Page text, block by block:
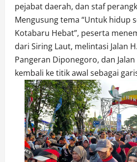
pejabat daerah, dan staf
Mengusung tema “Untuk hidup
Kotabaru Hebat”, peserta
dari Siring Laut, melintasi Jalan
Pangeran Diponegoro, dan
kembali ke titik awal sebagai